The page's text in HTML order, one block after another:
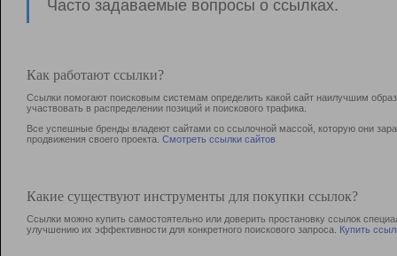
Часто задаваемые вопросы о ссылках.
Как работают ссылки?
Ссылки помогают поисковым системам определить какой сайт наилучшим
участвовать в раcпределении позиций и поискового трафика.
Все успешные бренды владеют сайтами со ссылочной массой, которую они
продвижения своего проекта. Смотреть ссылки сайтов
Какие существуют инструменты для покупки ссылок?
Ссылки можно купить самостоятельно или доверить простановку ссылок
улучшению их эффективности для конкретного поискового запроса. Купить